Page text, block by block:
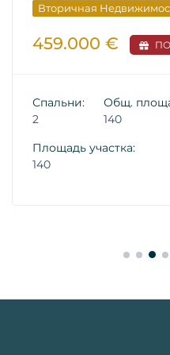
Вторичная
459.000 €
Спальни:
2
Общ.
140
Площадь участка:
140